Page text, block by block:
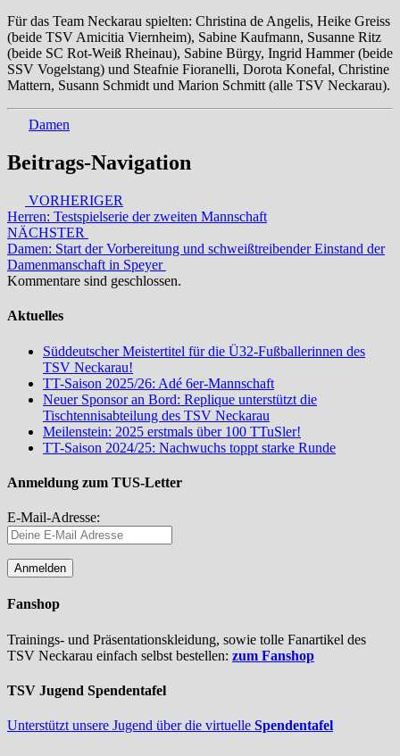
Für das Team Neckarau spielten: Christina de Angelis, Heike Greiss
(beide TSV Amicitia Viernheim), Sabine Kaufmann, Susanne Ritz
(beide SC Rot-Weiß Rheinau), Sabine Bürgy, Ingrid Hammer (beide
SSV Vogelstang) und Steafnie Fioranelli, Dorota Konefal, Christine
Mattern, Susann Schmidt und Marion Schmitt (alle TSV Neckarau).
Damen
Beitrags-Navigation
VORHERIGER
Herren: Testspielserie der zweiten Mannschaft
NÄCHSTER
Damen: Start der Vorbereitung und schweißtreibender Einstand der
Damenmanschaft in Speyer
Kommentare sind geschlossen.
Aktuelles
Süddeutscher Meistertitel für die Ü32-Fußballerinnen des
TSV Neckarau!
TT-Saison 2025/26: Adé 6er-Mannschaft
Neuer Sponsor an Bord: Replique unterstützt die
Tischtennisabteilung des TSV Neckarau
Meilenstein: 2025 erstmals über 100 TTuSler!
TT-Saison 2024/25: Nachwuchs toppt starke Runde
Anmeldung zum TUS-Letter
E-Mail-Adresse:
Fanshop
Trainings- und Präsentationskleidung, sowie tolle Fanartikel des
TSV Neckarau einfach selbst bestellen: zum Fanshop
TSV Jugend Spendentafel
Unterstützt unsere Jugend über die virtuelle Spendentafel